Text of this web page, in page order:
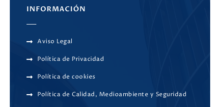
INFORMACIÓN
Aviso Legal
Política de Privacidad
Política de cookies
Política de Calidad, Medioambiente y Seguridad